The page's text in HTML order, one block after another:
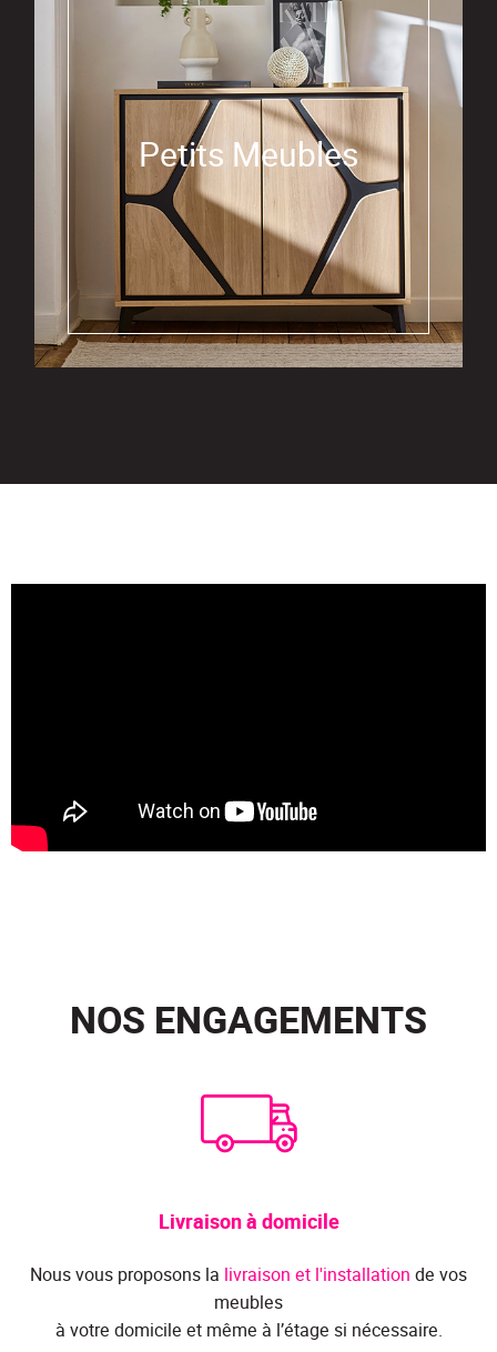
Petits Meubles
NOS ENGAGEMENTS
Livraison à domicile
Nous vous proposons la livraison et l'installation de vos
meubles
à votre domicile et même à l’étage si nécessaire.